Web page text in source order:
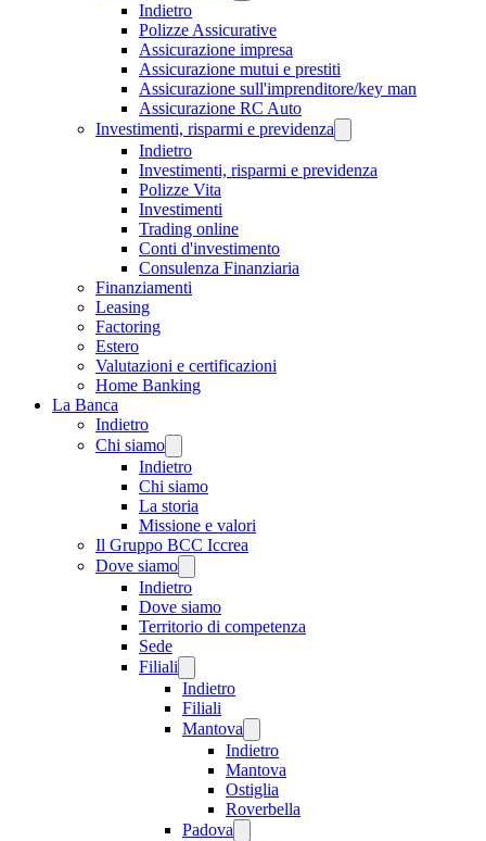
Indietro
Polizze Assicurative
Assicurazione impresa
Assicurazione mutui e prestiti
Assicurazione sull'imprenditore/key man
Assicurazione RC Auto
Investimenti, risparmi e previdenza
Indietro
Investimenti, risparmi e previdenza
Polizze Vita
Investimenti
Trading online
Conti d'investimento
Consulenza Finanziaria
Finanziamenti
Leasing
Factoring
Estero
Valutazioni e certificazioni
Home Banking
La Banca
Indietro
Chi siamo
Indietro
Chi siamo
La storia
Missione e valori
Il Gruppo BCC Iccrea
Dove siamo
Indietro
Dove siamo
Territorio di competenza
Sede
Filiali
Indietro
Filiali
Mantova
Indietro
Mantova
Ostiglia
Roverbella
Padova